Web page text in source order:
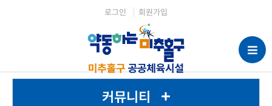
로그인 회원가입
커뮤니티